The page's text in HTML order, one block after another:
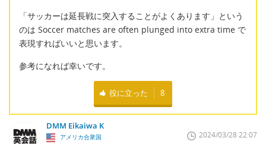
「サッカーは延長戦に突入することがよくあります」という
のは Soccer matches are often plunged into extra time で
表現すればいいと思います。
参考になれば幸いです。
役に立った 8
DMM Eikaiwa K
アメリカ合衆国 2024/03/28 22:07